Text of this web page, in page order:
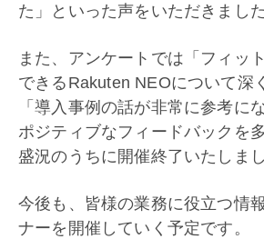
た」といった声をいただきました
また、アンケートでは「フィッ
できるRakuten NEOについて深
「導入事例の話が非常に参考に
ポジティブなフィードバックを
盛況のうちに開催終了いたしまし
今後も、皆様の業務に役立つ情
ナーを開催していく予定です。